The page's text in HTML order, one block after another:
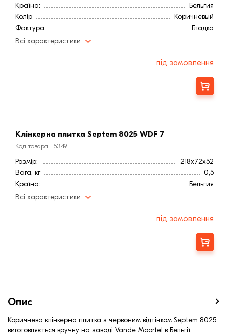
Країна:
Бельгия
Колір
Коричневый
Фактура
Гладка
Витрата, шт / м2
218
72
Всі характеристики
під замовлення
Замовити
Клінкерна плитка Septem 8025 WDF 7
Код товара: 15349
Розмір:
218x72x52
Вага, кг
0,5
Країна:
Бельгия
Колір
68
218
0,5
Всі характеристики
під замовлення
Замовити
Опис
Коричнева клінкерна плитка з червоним відтінком Septem 8025
виготовляється вручну на заводі Vande Moortel в Бельгії.